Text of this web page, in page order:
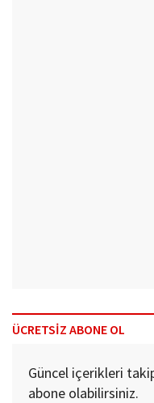
ÜCRETSİZ ABONE OL
Güncel içerikleri
abone olabilirsiniz.